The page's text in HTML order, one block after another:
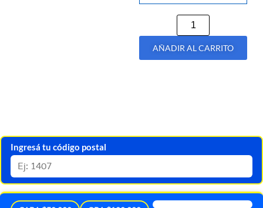
AÑADIR AL CARRITO
Ingresá tu código postal